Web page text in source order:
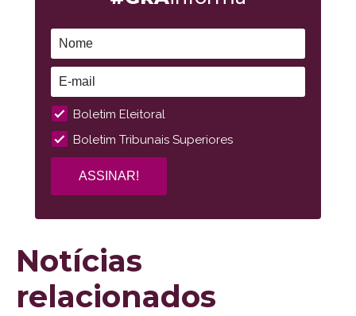
Boletim Eleitoral
Boletim Tribunais Superiores
Notícias
relacionados